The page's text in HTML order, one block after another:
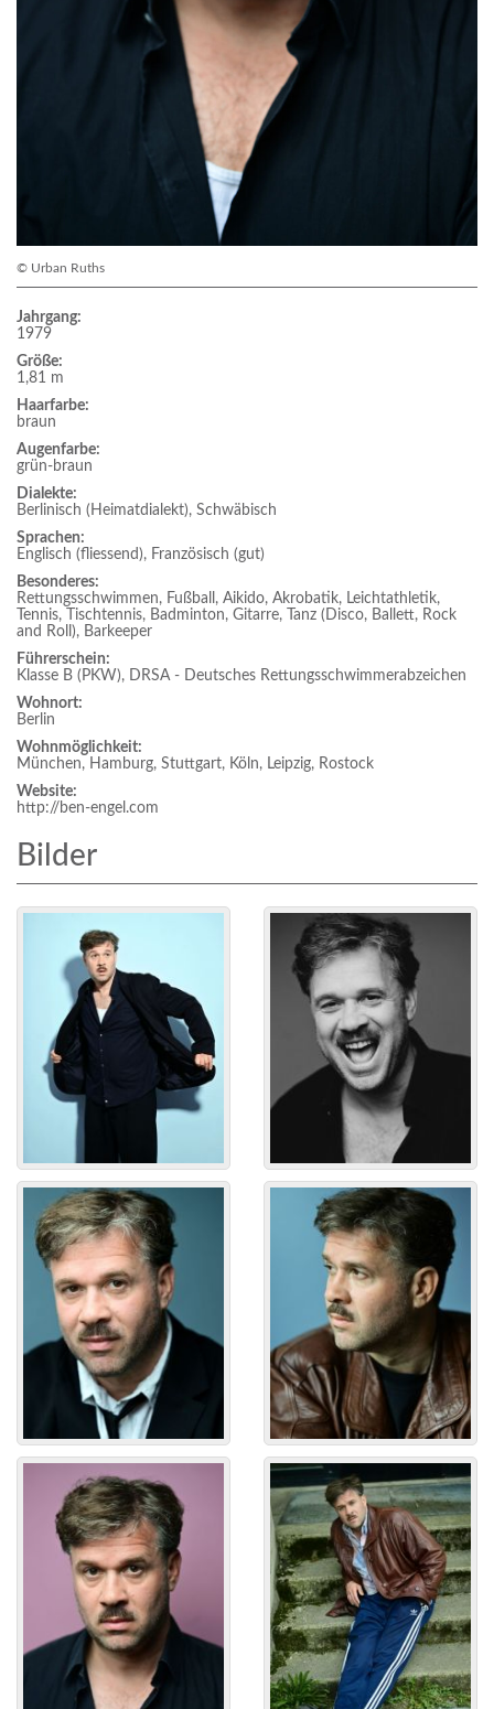
© Urban Ruths
Jahrgang:
1979
Größe:
1,81 m
Haarfarbe:
braun
Augenfarbe:
grün-braun
Dialekte:
Berlinisch (Heimatdialekt), Schwäbisch
Sprachen:
Englisch (fliessend), Französisch (gut)
Besonderes:
Rettungsschwimmen, Fußball, Aikido, Akrobatik, Leichtathletik,
Tennis, Tischtennis, Badminton, Gitarre, Tanz (Disco, Ballett, Rock
and Roll), Barkeeper
Führerschein:
Klasse B (PKW), DRSA - Deutsches Rettungsschwimmerabzeichen
Wohnort:
Berlin
Wohnmöglichkeit:
München, Hamburg, Stuttgart, Köln, Leipzig, Rostock
Website:
http://ben-engel.com
Bilder